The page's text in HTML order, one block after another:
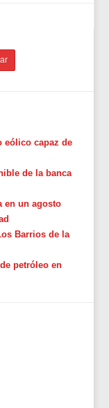
eólico capaz de
de la banca
en un agosto
Barrios de la
petróleo en